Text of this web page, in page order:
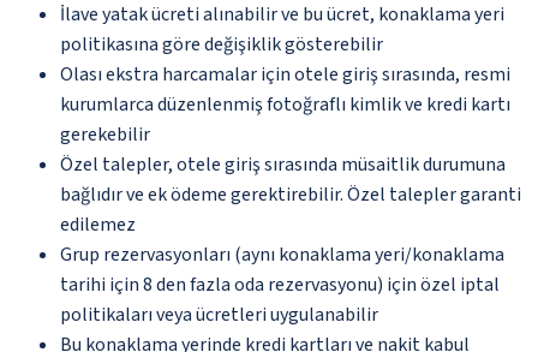
İlave yatak ücreti alınabilir ve bu ücret, konaklama yeri
politikasına göre değişiklik gösterebilir
Olası ekstra harcamalar için otele giriş sırasında, resmi
kurumlarca düzenlenmiş fotoğraflı kimlik ve kredi kartı
gerekebilir
Özel talepler, otele giriş sırasında müsaitlik durumuna
bağlıdır ve ek ödeme gerektirebilir. Özel talepler garanti
edilemez
Grup rezervasyonları (aynı konaklama yeri/konaklama
tarihi için 8 den fazla oda rezervasyonu) için özel iptal
politikaları veya ücretleri uygulanabilir
Bu konaklama yerinde kredi kartları ve nakit kabul